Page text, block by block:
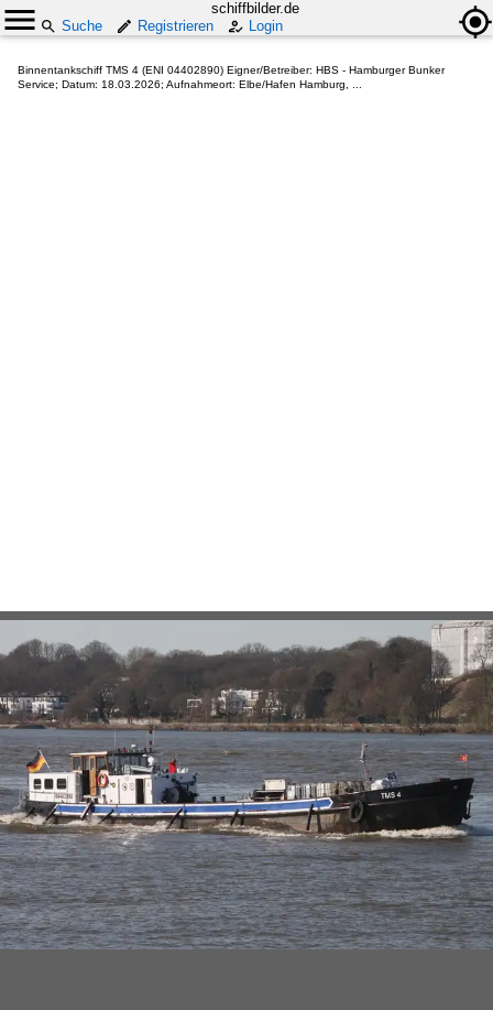
schiffbilder.de
Suche
Registrieren Login
Binnentankschiff TMS 4 (ENI 04402890) Eigner/Betreiber: HBS - Hamburger Bunker
Service; Datum: 18.03.2026; Aufnahmeort: Elbe/Hafen Hamburg, ...